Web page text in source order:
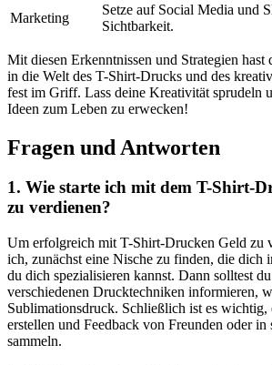
Marketing
Setze auf Social ⁤Media und
Sichtbarkeit.
Mit diesen Erkenntnissen und Strategien hast
in die Welt des T-Shirt-Drucks ⁣und des
fest im Griff. Lass deine Kreativität sprudeln
Ideen‌ zum ​Leben ⁣zu erwecken!
Fragen ⁣und ​Antworten
1. Wie starte ⁤ich mit dem‍ T-Shirt-
zu verdienen?
Um erfolgreich mit T-Shirt-Drucken Geld zu
ich, zunächst eine Nische zu finden, die dich
du⁣ dich spezialisieren kannst. Dann solltest
verschiedenen ⁢Drucktechniken informieren,
Sublimationsdruck. Schließlich ist es ‌wichtig,
erstellen und Feedback von Freunden oder‌ in
sammeln.